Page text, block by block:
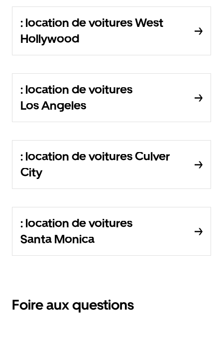
: location de voitures West
Hollywood
: location de voitures
Los Angeles
: location de voitures Culver
City
: location de voitures
Santa Monica
Foire aux questions